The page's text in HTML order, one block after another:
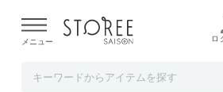
よる配送遅延が発生しております。
メニュー ロ
オオサワオカリナ ソプラノF